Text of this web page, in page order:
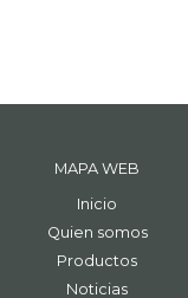
MAPA WEB
Inicio
Quien somos
Productos
Noticias